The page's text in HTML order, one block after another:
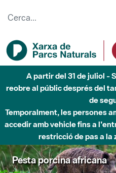
A partir del 31 de juliol -
reobre al públic després del
de
Temporalment, les persones
accedir amb vehicle fins a
restricció de pas a la
Pesta porcina africana